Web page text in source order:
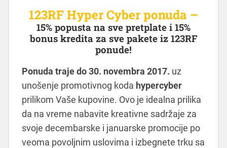
123RF Hyper Cyber ponuda –
15% popusta na sve pretplate i 15%
bonus kredita za sve pakete iz 123RF
ponude!
Ponuda traje do 30. novembra 2017. uz
unošenje promotivnog koda hypercyber
prilikom Vaše kupovine. Ovo je idealna prilika
da na vreme nabavite kreativne sadržaje za
svoje decembarske i januarske promocije po
veoma povoljnim uslovima i izbegnete trku sa